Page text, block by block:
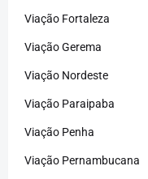
Viação Fortaleza
Viação Gerema
Viação Nordeste
Viação Paraipaba
Viação Penha
Viação Pernambucana